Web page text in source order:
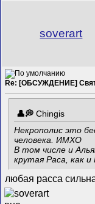
soverart
Re: [ОБСУЖДЕНИЕ]
Chingis
Некрополис это
человека. ИМХО
В том числе и
крутая Раса, как и
любая расса